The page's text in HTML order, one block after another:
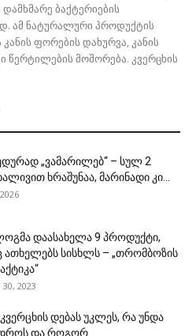
ბაქტერიების
ამ ნატურალური პროდუქტის
ფორების დახურვა, კანის
წერტილების მოშორება. კვერცხის
„ვამარილებ“ – სულ 2
ხრაშუნაა, მარინადი კი...
დაასახელა 9 პროდუქტი,
სისხლს – „თრომბოზის
2023
დებას უკლეს, რა უნდა
და როგორ...